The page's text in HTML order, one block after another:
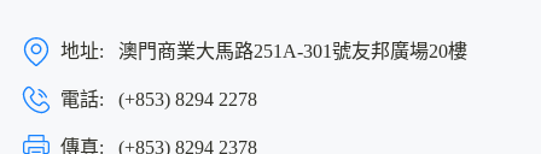
地址: 澳門商業大馬路251A-301號友邦廣場20樓
電話: (+853) 8294 2278
傳真: (+853) 8294 2378